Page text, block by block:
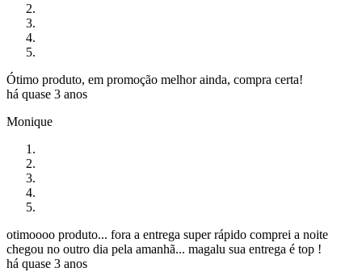
Ótimo produto, em promoção melhor ainda, compra certa!
há quase 3 anos
Monique
otimoooo produto... fora a entrega super rápido comprei a noite
chegou no outro dia pela amanhã... magalu sua entrega é top !
há quase 3 anos